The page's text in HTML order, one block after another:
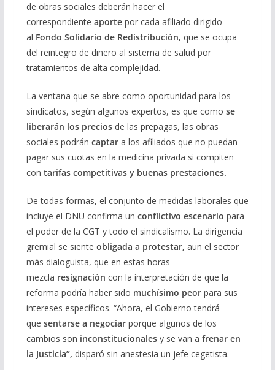
de obras sociales deberán hacer el
correspondiente aporte por cada afiliado dirigido
al Fondo Solidario de Redistribución, que se ocupa
del reintegro de dinero al sistema de salud por
tratamientos de alta complejidad.
La ventana que se abre como oportunidad para los
sindicatos, según algunos expertos, es que como se
liberarán los preciosde las prepagas, las obras
sociales podrán captar a los afiliados que no puedan
pagar sus cuotas en la medicina privada si compiten
con tarifas competitivas y buenas prestaciones.
De todas formas, el conjunto de medidas laborales que
incluye el DNU confirma un conflictivo escenario para
el poder de la CGT y todo el sindicalismo. La dirigencia
gremial se siente obligada a protestar, aun el sector
más dialoguista, que en estas horas
mezcla resignación con la interpretación de que la
reforma podría haber sido muchísimo peorpara sus
intereses específicos. “Ahora, el Gobierno tendrá
que sentarse a negociarporque algunos de los
cambios son inconstitucionales y se van a frenar en
la Justicia”, disparó sin anestesia un jefe cegetista.